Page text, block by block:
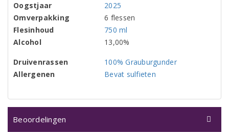
Oogstjaar
2025
Omverpakking
6 flessen
Flesinhoud
750 ml
Alcohol
13,00%
Druivenrassen
100% Grauburgunder
Allergenen
Bevat sulfieten
Beoordelingen